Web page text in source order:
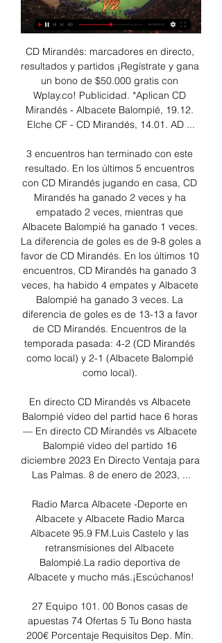
CD Mirandés: marcadores en directo,
resultados y partidos ¡Regístrate y gana
un bono de $50.000 gratis con
Wplay.co! Publicidad. *Aplican CD
Mirandés - Albacete Balompié, 19.12.
Elche CF - CD Mirandés, 14.01. AD ...
3 encuentros han terminado con este
resultado. En los últimos 5 encuentros
con CD Mirandés jugando en casa, CD
Mirandés ha ganado 2 veces y ha
empatado 2 veces, mientras que
Albacete Balompié ha ganado 1 veces.
La diferencia de goles es de 9-8 goles a
favor de CD Mirandés. En los últimos 10
encuentros, CD Mirandés ha ganado 3
veces, ha habido 4 empates y Albacete
Balompié ha ganado 3 veces. La
diferencia de goles es de 13-13 a favor
de CD Mirandés. Encuentros de la
temporada pasada: 4-2 (CD Mirandés
como local) y 2-1 (Albacete Balompié
como local).
En directo CD Mirandés vs Albacete
Balompié vídeo del partid hace 6 horas
— En directo CD Mirandés vs Albacete
Balompié vídeo del partido 16
diciembre 2023 En Directo Ventaja para
Las Palmas. 8 de enero de 2023, ...
Radio Marca Albacete -Deporte en
Albacete y Albacete Radio Marca
Albacete 95.9 FM.Luis Castelo y las
retransmisiones del Albacete
Balompié.La radio deportiva de
Albacete y mucho más.¡Escúchanos!
27 Equipo 101. 00 Bonos casas de
apuestas 74 Ofertas 5 Tu Bono hasta
200€ Porcentaje Requisitos Dep. Mín.